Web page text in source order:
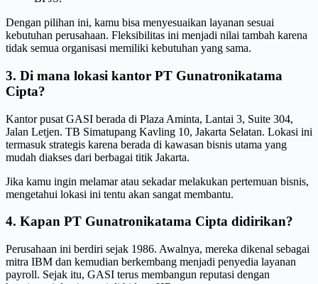
Dengan pilihan ini, kamu bisa menyesuaikan layanan sesuai
kebutuhan perusahaan. Fleksibilitas ini menjadi nilai tambah karena
tidak semua organisasi memiliki kebutuhan yang sama.
3. Di mana lokasi kantor PT Gunatronikatama
Cipta?
Kantor pusat GASI berada di Plaza Aminta, Lantai 3, Suite 304,
Jalan Letjen. TB Simatupang Kavling 10, Jakarta Selatan. Lokasi ini
termasuk strategis karena berada di kawasan bisnis utama yang
mudah diakses dari berbagai titik Jakarta.
Jika kamu ingin melamar atau sekadar melakukan pertemuan bisnis,
mengetahui lokasi ini tentu akan sangat membantu.
4. Kapan PT Gunatronikatama Cipta didirikan?
Perusahaan ini berdiri sejak 1986. Awalnya, mereka dikenal sebagai
mitra IBM dan kemudian berkembang menjadi penyedia layanan
payroll. Sejak itu, GASI terus membangun reputasi dengan